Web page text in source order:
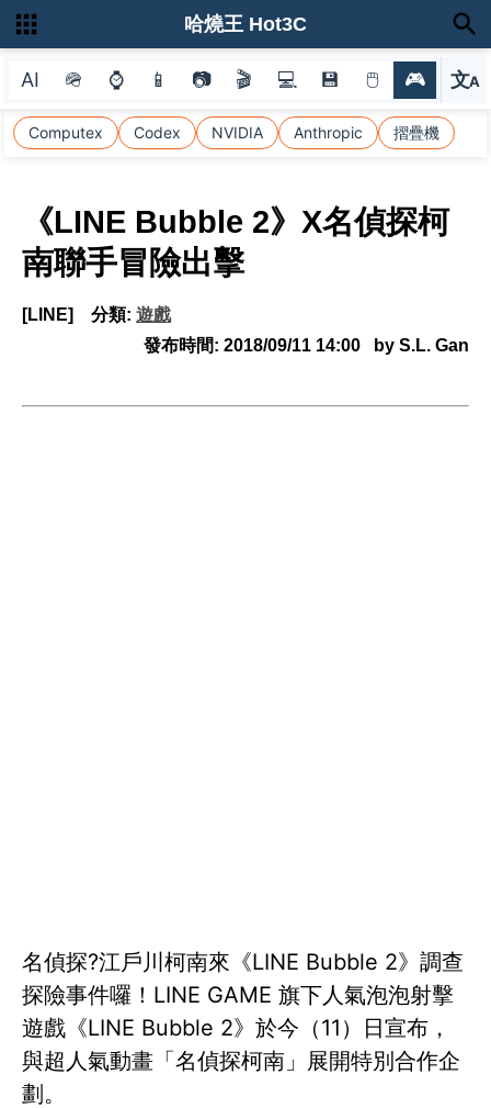
AI 🪖 ⌚ 📱 📷 🎬 💻 💾 🖱 🎮 文A
選
Computex Codex NVIDIA Anthropic 摺疊機
哈燒王 Hot3C
《LINE Bubble 2》X名偵探柯
南聯手冒險出擊
[LINE] 分類: 遊戲
發布時間: 2018/09/11 14:00 by S.L. Gan
名偵探?江戶川柯南來《LINE Bubble 2》調查
探險事件囉！LINE GAME 旗下人氣泡泡射擊
遊戲《LINE Bubble 2》於今（11）日宣布，
與超人氣動畫「名偵探柯南」展開特別合作企
劃。